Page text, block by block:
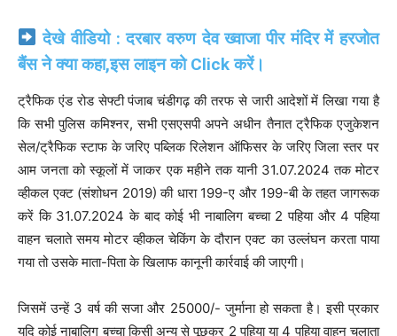
देखे वीडियो : दरबार वरुण देव ख्वाजा पीर मंदिर में हरजोत
बैंस ने क्या कहा,इस लाइन को Click करें।
ट्रैफिक एंड रोड सेफ्टी पंजाब चंडीगढ़ की तरफ से जारी आदेशों में लिखा गया है
कि सभी पुलिस कमिश्नर, सभी एसएसपी अपने अधीन तैनात ट्रैफिक एजुकेशन
सेल/ट्रैफिक स्टाफ के जरिए पब्लिक रिलेशन ऑफिसर के जरिए जिला स्तर पर
आम जनता को स्कूलों में जाकर एक महीने तक यानी 31.07.2024 तक मोटर
व्हीकल एक्ट (संशोधन 2019) की धारा 199-ए और 199-बी के तहत जागरूक
करें कि 31.07.2024 के बाद कोई भी नाबालिग बच्चा 2 पहिया और 4 पहिया
वाहन चलाते समय मोटर व्हीकल चेकिंग के दौरान एक्ट का उल्लंघन करता पाया
गया तो उसके माता-पिता के खिलाफ कानूनी कार्रवाई की जाएगी।
जिसमें उन्हें 3 वर्ष की सजा और 25000/- जुर्माना हो सकता है। इसी प्रकार
यदि कोई नाबालिग बच्चा किसी अन्य से पूछकर 2 पहिया या 4 पहिया वाहन चलाता